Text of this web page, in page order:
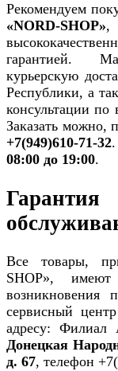
Рекомендуем
«NORD-SHOP»,
гарантией.
курьерскую
Республики, а
консультации
Заказать можно,
+7(949)610-71-32
08:00 до 19:00.
Все товары,
SHOP»,
возникновения
сервисный
адресу:
Донецкая
д. 67, телефон